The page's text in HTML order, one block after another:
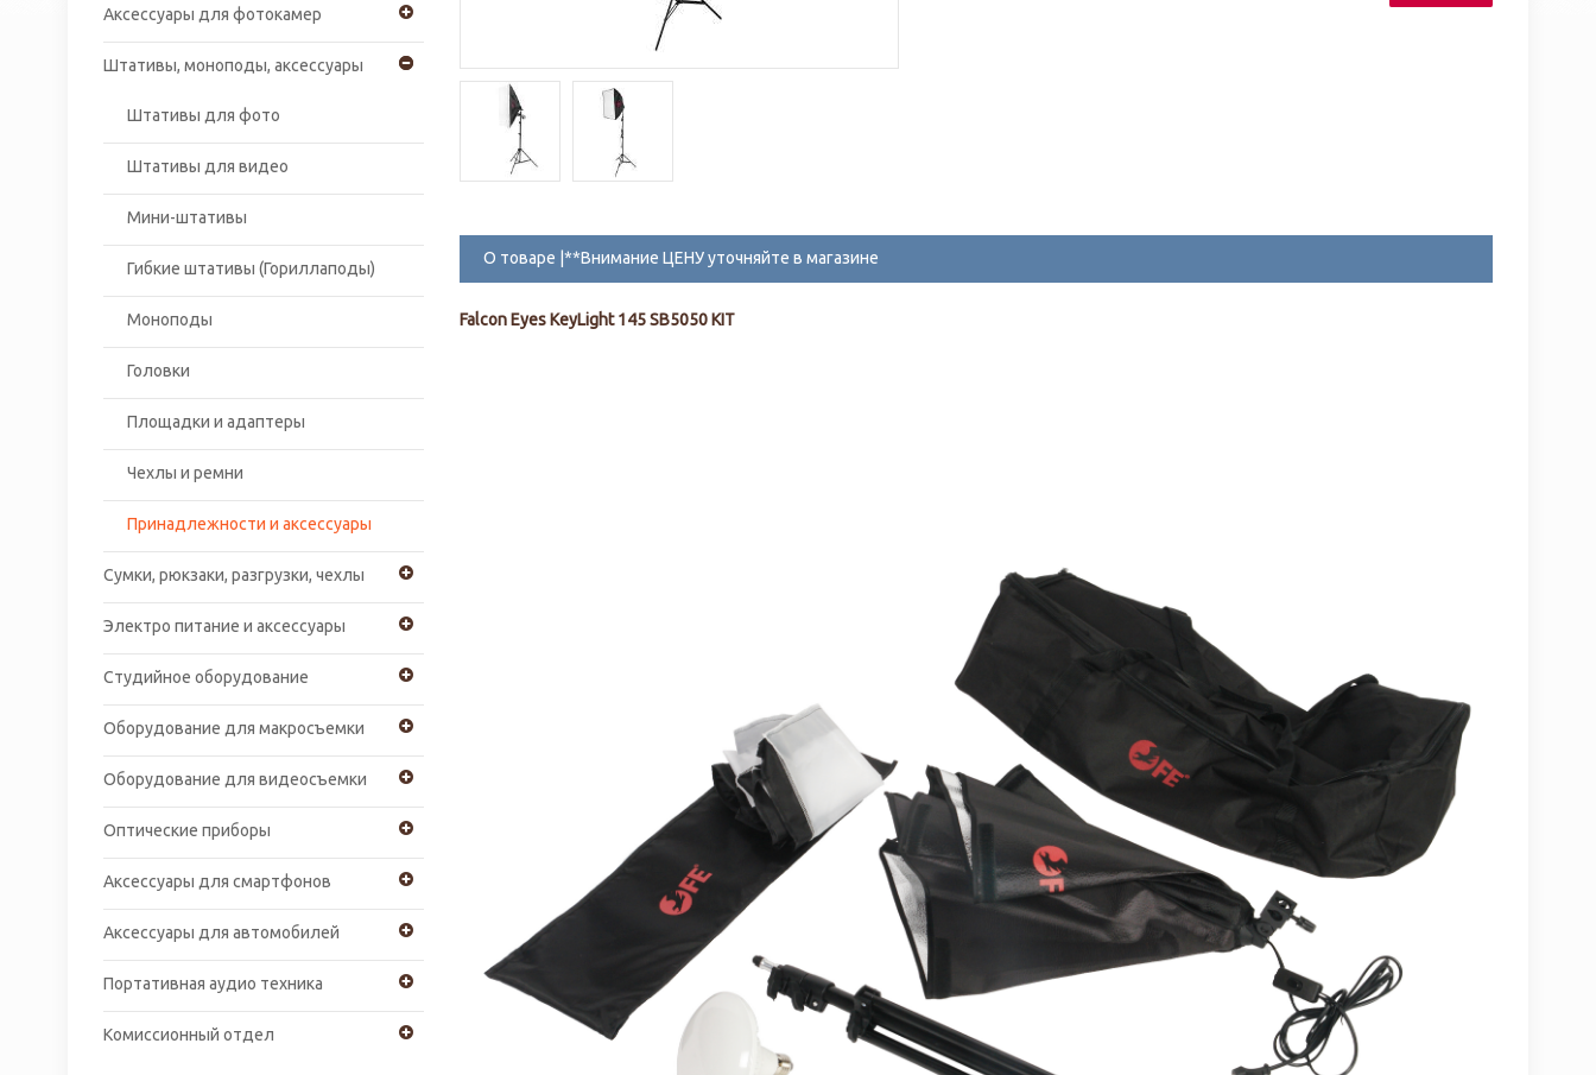
Аксессуары для фотокамер
Штативы, моноподы, аксессуары
Штативы для фото
Штативы для видео
Мини-штативы
Гибкие штативы (Гориллаподы)
Моноподы
Головки
Площадки и адаптеры
Чехлы и ремни
Принадлежности и аксессуары
Сумки, рюкзаки, разгрузки, чехлы
Электро питание и аксессуары
Студийное оборудование
Оборудование для макросъемки
Оборудование для видеосъемки
Оптические приборы
Аксессуары для смартфонов
Аксессуары для автомобилей
Портативная аудио техника
Комиссионный отдел
О товаре |**Внимание ЦЕНУ уточняйте в магазине
Falcon Eyes KeyLight 145 SB5050 KIT